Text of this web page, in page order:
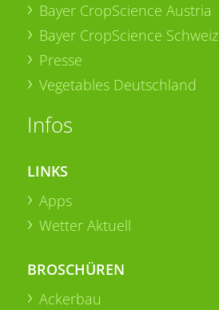
Bayer CropScience Austria
Bayer CropScience Schweiz
Presse
Vegetables Deutschland
Infos
LINKS
Apps
Wetter Aktuell
BROSCHÜREN
Ackerbau